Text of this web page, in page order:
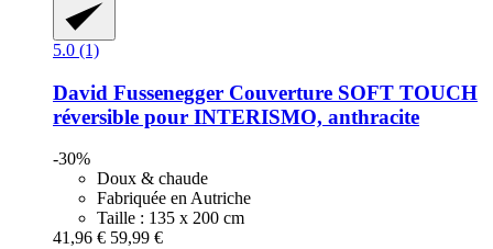
5.0 (1)
David Fussenegger Couverture SOFT TOUCH
réversible pour INTERISMO, anthracite
-30%
Doux & chaude
Fabriquée en Autriche
Taille : 135 x 200 cm
41,96 € 59,99 €